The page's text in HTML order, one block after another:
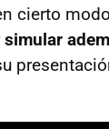
cierto
simular